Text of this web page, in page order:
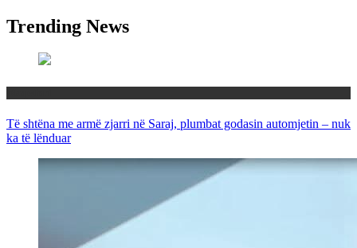
Trending News
Të shtëna me armë zjarri në Saraj, plumbat godasin automjetin – nuk
ka të lënduar